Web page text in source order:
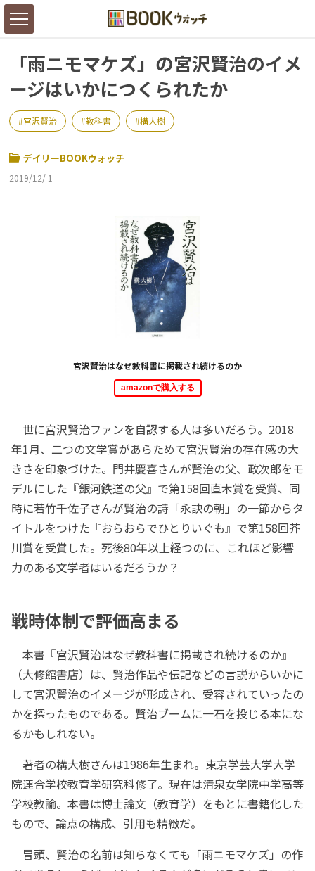
「雨ニモマケズ」の宮沢賢治のイメ
ージはいかにつくられたか
宮沢賢治 教科書 構大樹
デイリーBOOKウォッチ
2019/12/ 1
宮沢賢治はなぜ教科書に掲載され続けるのか
amazonで購入する
世に宮沢賢治ファンを自認する人は多いだろう。2018
年1月、二つの文学賞があらためて宮沢賢治の存在感の大
きさを印象づけた。門井慶喜さんが賢治の父、政次郎をモ
デルにした『銀河鉄道の父』で第158回直木賞を受賞、同
時に若竹千佐子さんが賢治の詩「永訣の朝」の一節からタ
イトルをつけた『おらおらでひとりいぐも』で第158回芥
川賞を受賞した。死後80年以上経つのに、これほど影響
力のある文学者はいるだろうか？
戦時体制で評価高まる
本書『宮沢賢治はなぜ教科書に掲載され続けるのか』
（大修館書店）は、賢治作品や伝記などの言説からいかに
して宮沢賢治のイメージが形成され、受容されていったの
かを探ったものである。賢治ブームに一石を投じる本にな
るかもしれない。
著者の構大樹さんは1986年生まれ。東京学芸大学大学
院連合学校教育学研究科修了。現在は清泉女学院中学高等
学校教諭。本書は博士論文（教育学）をもとに書籍化した
もので、論点の構成、引用も精緻だ。
冒頭、賢治の名前は知らなくても「雨ニモマケズ」の作